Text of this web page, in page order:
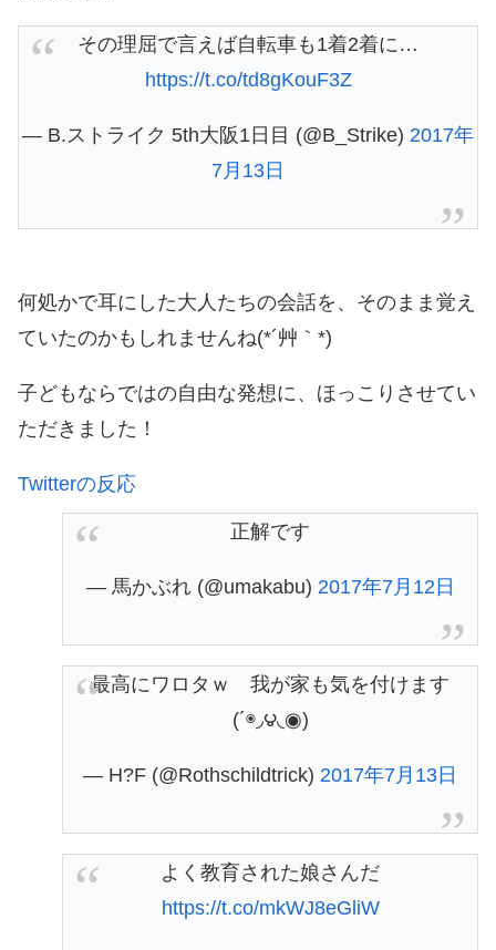
その理屈で言えば自転車も1着2着に…
https://t.co/td8gKouF3Z
— B.ストライク 5th大阪1日目 (@B_Strike) 2017年
7月13日
何処かで耳にした大人たちの会話を、そのまま覚え
ていたのかもしれませんね(*´艸｀*)
子どもならではの自由な発想に、ほっこりさせてい
ただきました！
Twitterの反応
正解です
— 馬かぶれ (@umakabu) 2017年7月12日
最高にワロタｗ 我が家も気を付けます
(´◉◞౪◟◉)
— H?F (@Rothschildtrick) 2017年7月13日
よく教育された娘さんだ
https://t.co/mkWJ8eGliW